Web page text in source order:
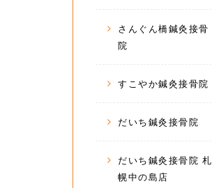
さんぐん橋鍼灸接骨
院
すこやか鍼灸接骨院
だいち鍼灸接骨院
だいち鍼灸接骨院 札
幌中の島店